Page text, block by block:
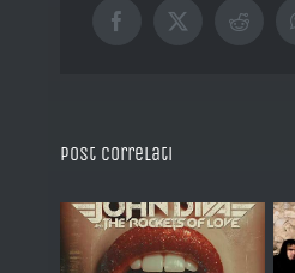
Facebook
X Reddit
Post correlati